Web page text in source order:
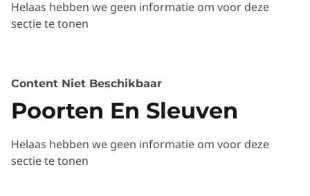
Helaas hebben we geen informatie om voor deze
sectie te tonen
Content Niet Beschikbaar
Poorten En Sleuven
Helaas hebben we geen informatie om voor deze
sectie te tonen